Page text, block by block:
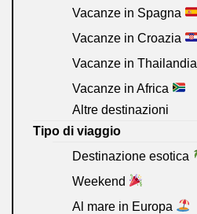
Vacanze in Spagna
Vacanze in Croazia
Vacanze in Thailandia
Vacanze in Africa
Altre destinazioni
Tipo di viaggio
Destinazione esotica
Weekend
Al mare in Europa